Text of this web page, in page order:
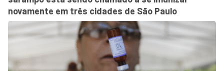
novamente em três cidades de São Paulo